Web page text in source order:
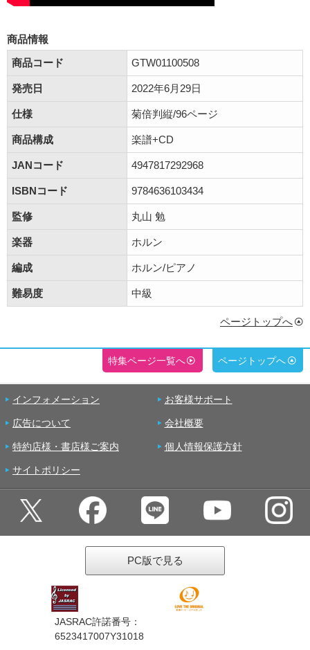
商品情報
商品コード
GTW01100508
発売日 2022年6月29日
仕様 菊倍判縦/96ページ
商品構成 楽譜+CD
JANコード 4947817292968
ISBNコード 9784636103434
監修 丸山 勉
楽器 ホルン
編成 ホルン/ピアノ
難易度 中級
ページトップへ
特集ページ一覧へ ページトップへ
インフォメーション お客様サポート
広告について 会社概要
特約店様・書店様ご案内 個人情報保護方針
サイトポリシー
PC版で見る
JASRAC許諾番号：
6523417007Y31018